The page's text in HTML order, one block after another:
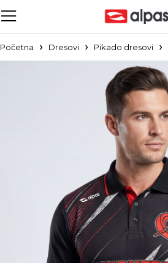
Početna Dresovi Pikado dresovi